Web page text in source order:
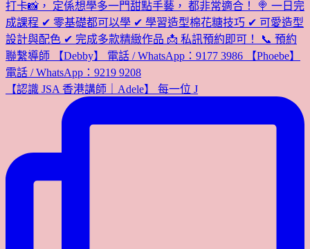
【認識 JSA 香港講師｜Adele】 每一位 J